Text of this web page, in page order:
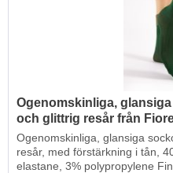
Ogenomskinliga,
och glittrig resår från
Ogenomskinliga, glansiga
resår, med förstärkning i tån,
elastane, 3% polypropylene